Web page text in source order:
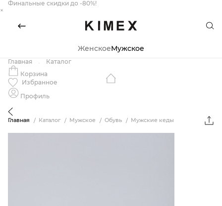
Финальные скидки до -80%!
×
ЖенскоеМужское
Главная
Каталог
Корзина
Избранное
Профиль
Главная Каталог Мужское Обувь Мужские кеды